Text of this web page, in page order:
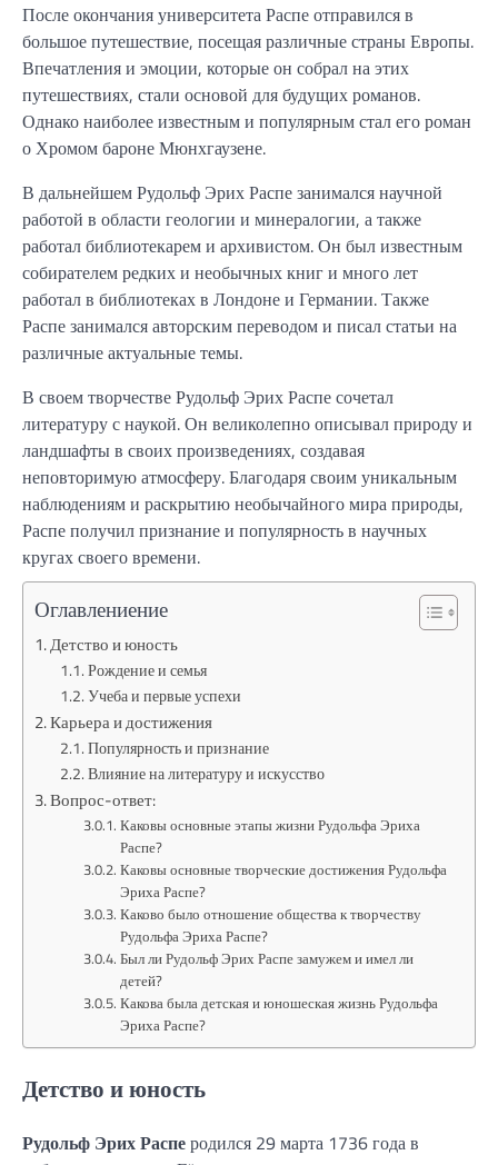
После окончания университета Распе отправился в
большое путешествие, посещая различные страны Европы.
Впечатления и эмоции, которые он собрал на этих
путешествиях, стали основой для будущих романов.
Однако наиболее известным и популярным стал его роман
о Хромом бароне Мюнхгаузене.
В дальнейшем Рудольф Эрих Распе занимался научной
работой в области геологии и минералогии, а также
работал библиотекарем и архивистом. Он был известным
собирателем редких и необычных книг и много лет
работал в библиотеках в Лондоне и Германии. Также
Распе занимался авторским переводом и писал статьи на
различные актуальные темы.
В своем творчестве Рудольф Эрих Распе сочетал
литературу с наукой. Он великолепно описывал природу и
ландшафты в своих произведениях, создавая
неповторимую атмосферу. Благодаря своим уникальным
наблюдениям и раскрытию необычайного мира природы,
Распе получил признание и популярность в научных
кругах своего времени.
Оглавлениение
Детство и юность
Рождение и семья
Учеба и первые успехи
Карьера и достижения
Популярность и признание
Влияние на литературу и искусство
Вопрос-ответ:
Каковы основные этапы жизни Рудольфа Эриха
Распе?
Каковы основные творческие достижения Рудольфа
Эриха Распе?
Каково было отношение общества к творчеству
Рудольфа Эриха Распе?
Был ли Рудольф Эрих Распе замужем и имел ли
детей?
Какова была детская и юношеская жизнь Рудольфа
Эриха Распе?
Детство и юность
Рудольф Эрих Расперодился 29 марта 1736 года в